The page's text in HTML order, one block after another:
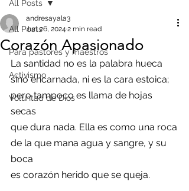
All Posts
Para pastores y maestros
Activismo
Voluntad de Dios
All Posts
Corazón Apasionado
andresayala3
Jun 26, 2024 2 min read
La santidad no es la palabra hueca
sino encarnada, ni es la cara estoica;
pero tampoco es llama de hojas
secas
que dura nada. Ella es como una roca
de la que mana agua y sangre, y su
boca
es corazón herido que se queja.